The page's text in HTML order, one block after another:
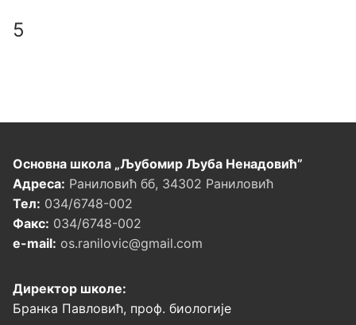
5
Основна школа „Љубомир Љуба Ненадовић”
Адреса: Раниловић бб, 34302 Раниловић
Тел: 034/6748-002
Факс: 034/6748-002
e-mail: os.ranilovic@gmail.com
Директор школе:
Бранка Павловић, проф. биологије